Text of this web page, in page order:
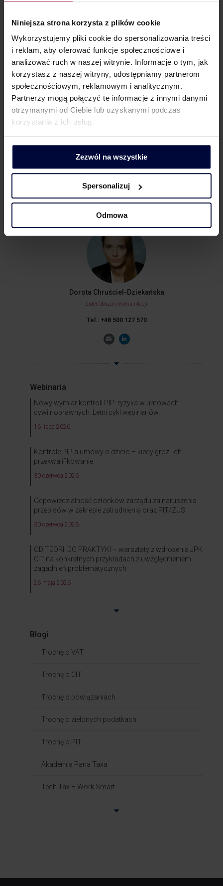
Niniejsza strona korzysta z plików cookie
Wykorzystujemy pliki cookie do spersonalizowania treści
i reklam, aby oferować funkcje społecznościowe i
analizować ruch w naszej witrynie. Informacje o tym, jak
korzystasz z naszej witryny, udostępniamy partnerom
społecznościowym, reklamowym i analitycznym.
Partnerzy mogą połączyć te informacje z innymi danymi
otrzymanymi od Ciebie lub uzyskanymi podczas
korzystania z ich usług.
Zezwól na wszystkie
Spersonalizuj
Odmowa
Kontakt dla klientów
Barbara Lenarcik
Kontakt dla mediów
Dorota Chruściel-Dziekańska
Lider Obszaru Komunikacji
Tel.: +48 500 127 570
Webinaria
Nowy wymiar kontroli PIP: ryzyka w umowach
cywilnoprawnych. Letni cykl webinariów
16 lipca 2026
Kontrole PIP a umowy o dzieło – kiedy grozi ich
przekwalifikowanie
30 czerwca 2026
Odpowiedzialność członków zarządu za naruszenia
przepisów w zakresie zatrudnienia oraz PIT/ZUS
30 czerwca 2026
OD TEORII DO PRAKTYKI – warsztaty z wdrożenia JPK
CIT na konkretnych przykładach z uwzględnieniem
zagadnień problematycznych
26 maja 2026
Blogi
Trochę o VAT
Trochę o CIT
Trochę o powiązaniach​
Trochę o zielonych podatkach
Trochę o PIT
Akademia Pana Taxa
Tech Tax – Work Smart